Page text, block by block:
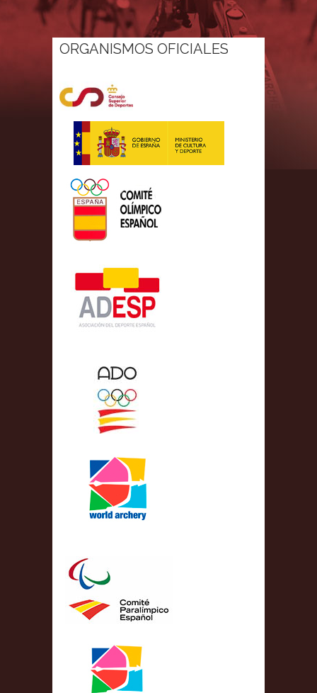
ORGANISMOS OFICIALES